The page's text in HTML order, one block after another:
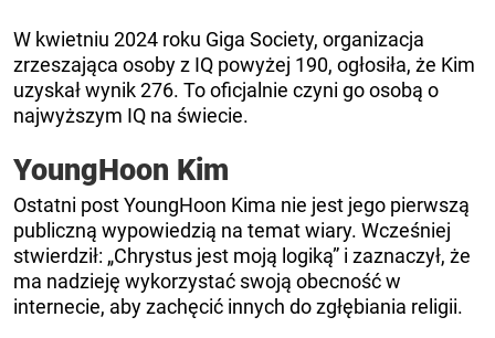
W kwietniu 2024 roku Giga Society, organizacja
zrzeszająca osoby z IQ powyżej 190, ogłosiła, że ​​Kim
uzyskał wynik 276. To oficjalnie czyni go osobą o
najwyższym IQ na świecie.
YoungHoon Kim
Ostatni post YoungHoon Kima nie jest jego pierwszą
publiczną wypowiedzią na temat wiary. Wcześniej
stwierdził: „Chrystus jest moją logiką” i zaznaczył, że
ma nadzieję wykorzystać swoją obecność w
internecie, aby zachęcić innych do zgłębiania religii.